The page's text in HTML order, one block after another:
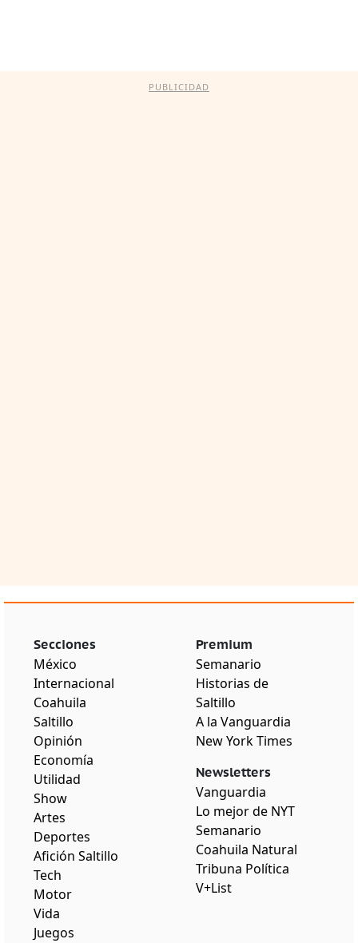
PUBLICIDAD
Secciones
México
Internacional
Coahuila
Saltillo
Opinión
Economía
Utilidad
Show
Artes
Deportes
Afición Saltillo
Tech
Motor
Vida
Juegos
Premium
Semanario
Historias de
Saltillo
A la Vanguardia
New York Times
Newsletters
Vanguardia
Lo mejor de NYT
Semanario
Coahuila Natural
Tribuna Política
V+List